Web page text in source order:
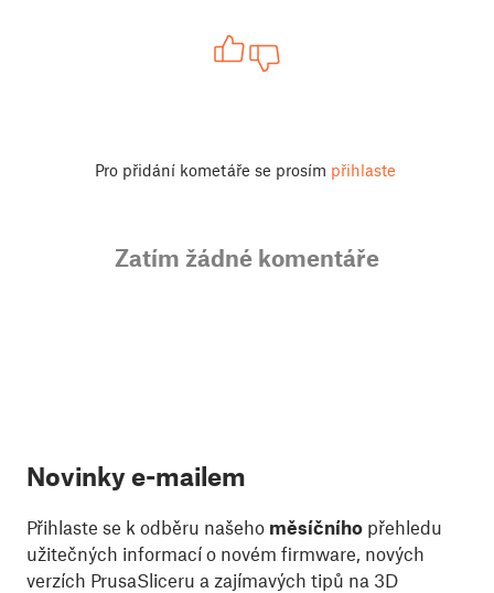
Pro přidání kometáře se prosím přihlaste
Zatím žádné komentáře
Novinky e-mailem
Přihlaste se k odběru našeho měsíčního přehledu
užitečných informací o novém firmware, nových
verzích PrusaSliceru a zajímavých tipů na 3D